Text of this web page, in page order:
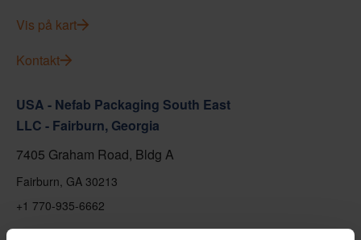
Vis på kart
Kontakt
USA - Nefab Packaging South East
LLC - Fairburn, Georgia
7405 Graham Road, Bldg A
Fairburn, GA 30213
+1 770-935-6662